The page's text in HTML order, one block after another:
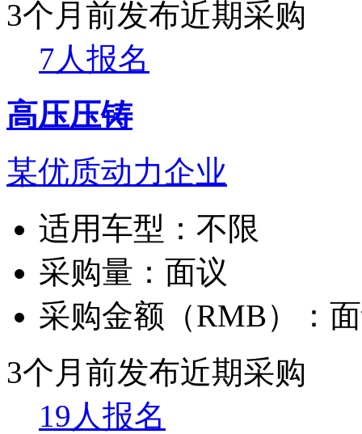
3个月前发布近期采购
7人报名
高压压铸
某优质动力企业
适用车型： 不限
采购量： 面议
采购金额（RMB）：
3个月前发布近期采购
19人报名